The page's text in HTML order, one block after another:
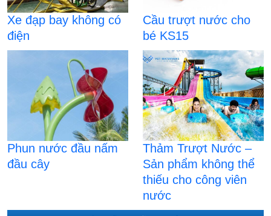
Xe đạp bay không có
điện
Cầu trượt nước cho
bé KS15
Phun nước đầu nấm
đầu cây
Thảm Trượt Nước –
Sản phẩm không thể
thiếu cho công viên
nước